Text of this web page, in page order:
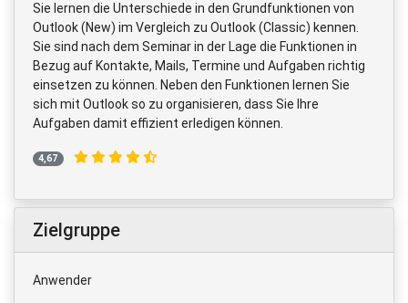
Sie lernen die Unterschiede in den Grundfunktionen von
Outlook (New) im Vergleich zu Outlook (Classic) kennen.
Sie sind nach dem Seminar in der Lage die Funktionen in
Bezug auf Kontakte, Mails, Termine und Aufgaben richtig
einsetzen zu können. Neben den Funktionen lernen Sie
sich mit Outlook so zu organisieren, dass Sie Ihre
Aufgaben damit effizient erledigen können.
4,67
Zielgruppe
Anwender